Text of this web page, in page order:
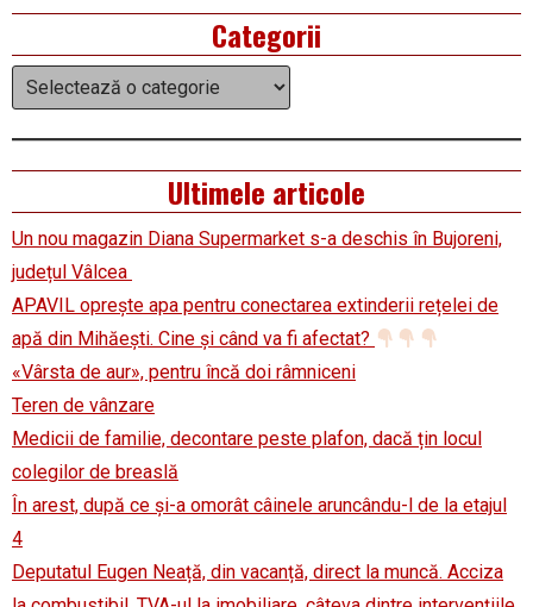
Categorii
Categorii
Ultimele articole
Un nou magazin Diana Supermarket s-a deschis în Bujoreni,
județul Vâlcea
APAVIL oprește apa pentru conectarea extinderii rețelei de
apă din Mihăești. Cine și când va fi afectat?
«Vârsta de aur», pentru încă doi râmniceni
Teren de vânzare
Medicii de familie, decontare peste plafon, dacă țin locul
colegilor de breaslă
În arest, după ce și-a omorât câinele aruncându-l de la etajul
4
Deputatul Eugen Neață, din vacanță, direct la muncă. Acciza